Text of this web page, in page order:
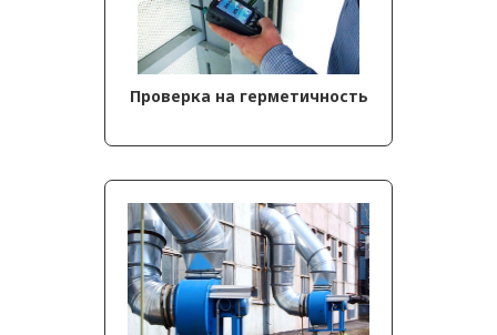
Проверка на герметичность